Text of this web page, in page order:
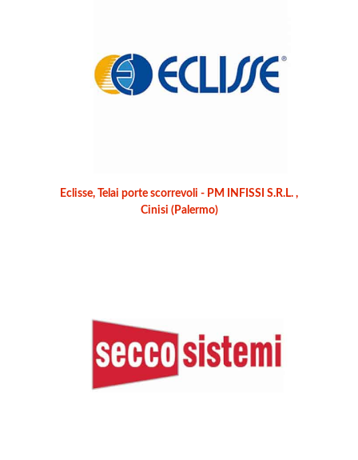
Eclisse, Telai porte scorrevoli - PM INFISSI S.R.L. ,
Cinisi (Palermo)